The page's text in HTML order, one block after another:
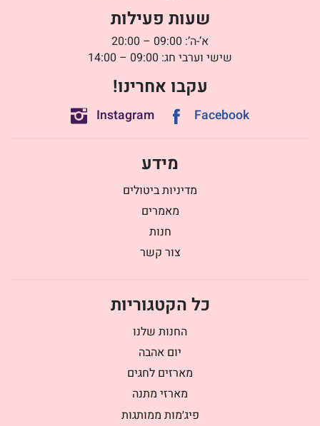
שעות פעילות
א’-ה’: 09:00 – 20:00
שישי וערבי חג: 09:00 – 14:00
עקבו אחרינו!
Facebook
Instagram
מידע
מדיניות ביטולים
מאמרים
חנות
צור קשר
כל הקטגוריות
החנות שלנו
יום אהבה
מארזים לחגים
מארזי מתנה
פיג׳מות ממותגות